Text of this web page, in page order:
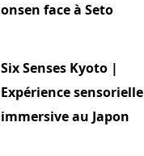
onsen face à Seto
Six Senses Kyoto |
Expérience sensorielle
immersive au Japon